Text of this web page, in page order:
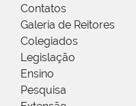
Contatos
Galeria de Reitores
Colegiados
Legislação
Ensino
Pesquisa